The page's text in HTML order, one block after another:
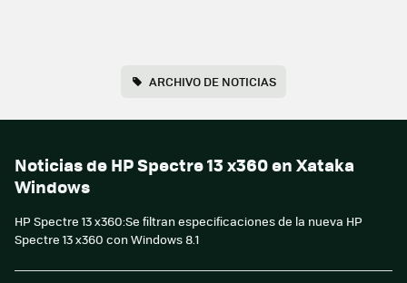
ARCHIVO DE NOTICIAS
Noticias de HP Spectre 13 x360 en Xataka
Windows
HP Spectre 13 x360:Se filtran especificaciones de la nueva HP
Spectre 13 x360 con Windows 8.1